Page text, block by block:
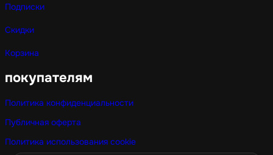
Подписки
Скидки
Корзина
покупателям
Политика конфиденциальности
Публичная оферта
Политика использования cookie